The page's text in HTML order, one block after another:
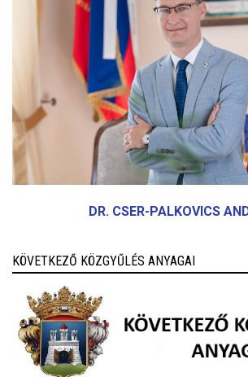
DR. CSER-PALKOVICS
KÖVETKEZŐ KÖZGYŰLÉS ANYAGAI